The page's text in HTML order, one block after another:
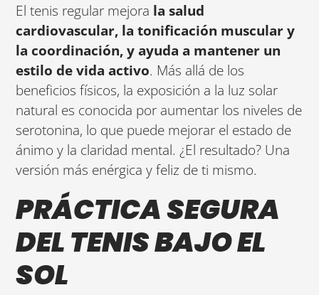
El tenis regular mejora la salud
cardiovascular, la tonificación muscular y
la coordinación, y ayuda a mantener un
estilo de vida activo. Más allá de los
beneficios físicos, la exposición a la luz solar
natural es conocida por aumentar los niveles de
serotonina, lo que puede mejorar el estado de
ánimo y la claridad mental. ¿El resultado? Una
versión más enérgica y feliz de ti mismo.
PRÁCTICA SEGURA
DEL TENIS BAJO EL
SOL